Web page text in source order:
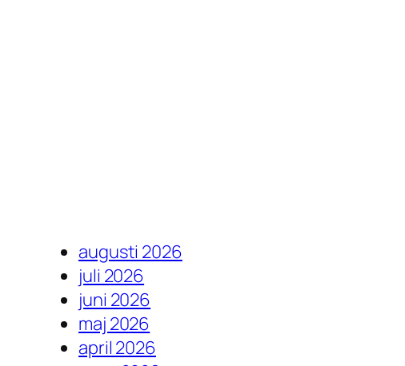
augusti 2026
juli 2026
juni 2026
maj 2026
april 2026